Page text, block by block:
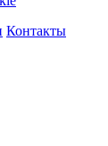
Контакты